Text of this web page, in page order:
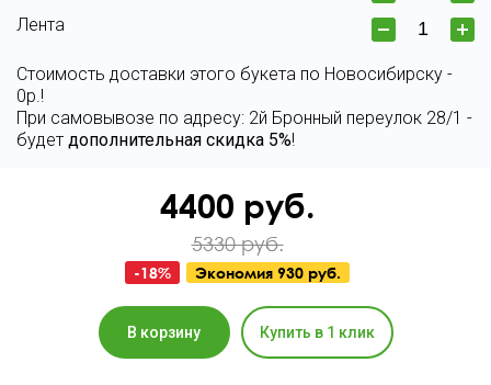
Лента
Стоимость доставки этого букета по Новосибирску -
0р.!
При самовывозе по адресу: 2й Бронный переулок 28/1 -
будет дополнительная скидка 5%!
4400 руб.
5330 руб.
-18% Экономия 930 руб.
В корзину Купить в 1 клик